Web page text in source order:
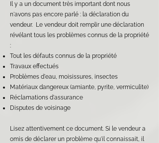
Il y a un document très important dont nous
n'avons pas encore parlé : la déclaration du
vendeur. Le vendeur doit remplir une déclaration
révélant tous les problèmes connus de la propriété
:
Tout les défauts connus de la propriété
Travaux effectués
Problèmes d'eau, moisissures, insectes
Matériaux dangereux (amiante, pyrite, vermiculite)
Réclamations d'assurance
Disputes de voisinage
Lisez attentivement ce document. Si le vendeur a
omis de déclarer un problème qu'il connaissait, il